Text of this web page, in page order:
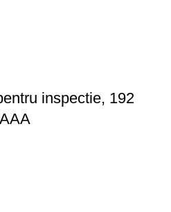
inspectie, 192